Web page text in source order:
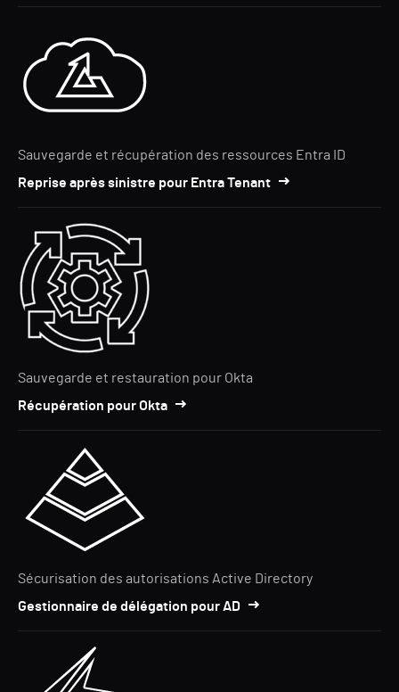
Sauvegarde et récupération des ressources Entra ID
Reprise après sinistre pour Entra Tenant
Sauvegarde et restauration pour Okta
Récupération pour Okta
Sécurisation des autorisations Active Directory
Gestionnaire de délégation pour AD